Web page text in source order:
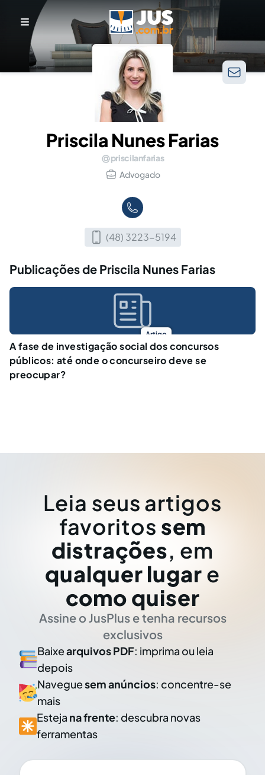
Priscila Nunes Farias
priscilanfarias
Advogado
(48) 3223-5194
Publicações de Priscila Nunes Farias
Artigo
A fase de investigação social dos concursos
públicos: até onde o concurseiro deve se
preocupar?
Leia seus artigos
favoritos sem
distrações, em
qualquer lugar e
como quiser
Assine o JusPlus e tenha recursos
exclusivos
Baixearquivos PDF: imprima ou leia
depois
Naveguesem anúncios: concentre-se
mais
Esteja na frente: descubra novas
ferramentas